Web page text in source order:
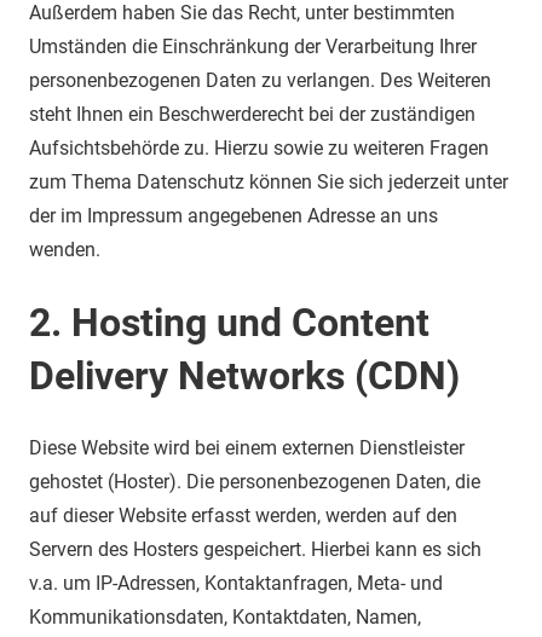
Außerdem haben Sie das Recht, unter bestimmten
Umständen die Einschränkung der Verarbeitung Ihrer
personenbezogenen Daten zu verlangen. Des Weiteren
steht Ihnen ein Beschwerderecht bei der zuständigen
Aufsichtsbehörde zu. Hierzu sowie zu weiteren Fragen
zum Thema Datenschutz können Sie sich jederzeit unter
der im Impressum angegebenen Adresse an uns
wenden.
2. Hosting und Content
Delivery Networks (CDN)
Diese Website wird bei einem externen Dienstleister
gehostet (Hoster). Die personenbezogenen Daten, die
auf dieser Website erfasst werden, werden auf den
Servern des Hosters gespeichert. Hierbei kann es sich
v.a. um IP-Adressen, Kontaktanfragen, Meta- und
Kommunikationsdaten, Kontaktdaten, Namen,